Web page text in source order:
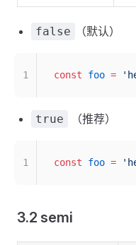
false （默认）
const foo =
1
true （推荐）
const foo =
1
3.2 semi